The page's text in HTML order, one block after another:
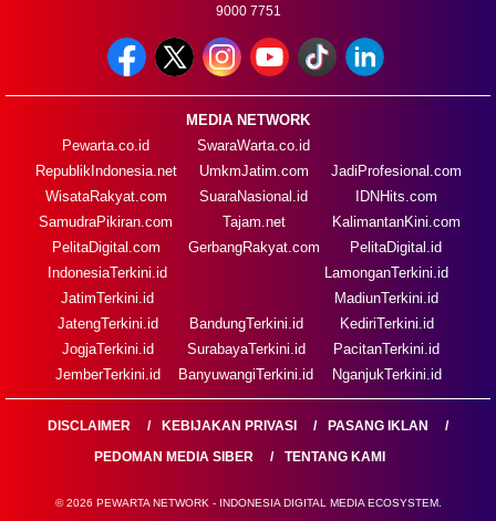
9000 7751
MEDIA NETWORK
Pewarta.co.id
RepublikIndonesia.net
WisataRakyat.com
SamudraPikiran.com
PelitaDigital.com
SwaraWarta.co.id
UmkmJatim.com
SuaraNasional.id
Tajam.net
GerbangRakyat.com
JadiProfesional.com
IDNHits.com
KalimantanKini.com
PelitaDigital.id
IndonesiaTerkini.id
JatimTerkini.id
JatengTerkini.id
JogjaTerkini.id
JemberTerkini.id
BandungTerkini.id
SurabayaTerkini.id
BanyuwangiTerkini.id
LamonganTerkini.id
MadiunTerkini.id
KediriTerkini.id
PacitanTerkini.id
NganjukTerkini.id
DISCLAIMER KEBIJAKAN PRIVASI
PASANG IKLAN
PEDOMAN MEDIA SIBER
TENTANG KAMI
© 2026 PEWARTA NETWORK - INDONESIA DIGITAL MEDIA ECOSYSTEM.